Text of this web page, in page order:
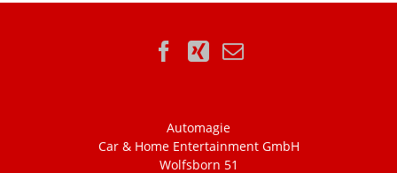
Automagie
Car & Home Entertainment GmbH
Wolfsborn 51